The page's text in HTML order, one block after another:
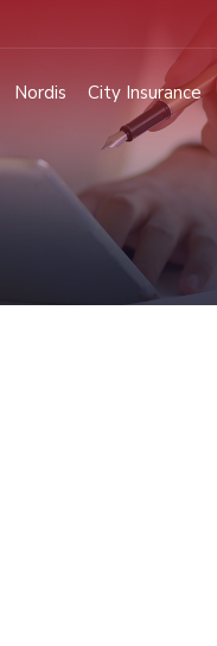
Nordis City Insurance